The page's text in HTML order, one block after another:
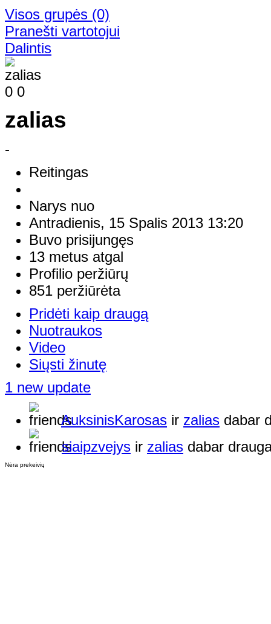
Visos grupės (0)
Pranešti vartotojui
Dalintis
0 0
zalias
-
Reitingas
Narys nuo
Antradienis, 15 Spalis 2013 13:20
Buvo prisijungęs
13 metus atgal
Profilio peržiūrų
851 peržiūrėta
Pridėti kaip draugą
Nuotraukos
Video
Siųsti žinutę
1 new update
AuksinisKarosas ir zalias dabar
siaipzvejys ir zalias dabar
Nėra prekeivių